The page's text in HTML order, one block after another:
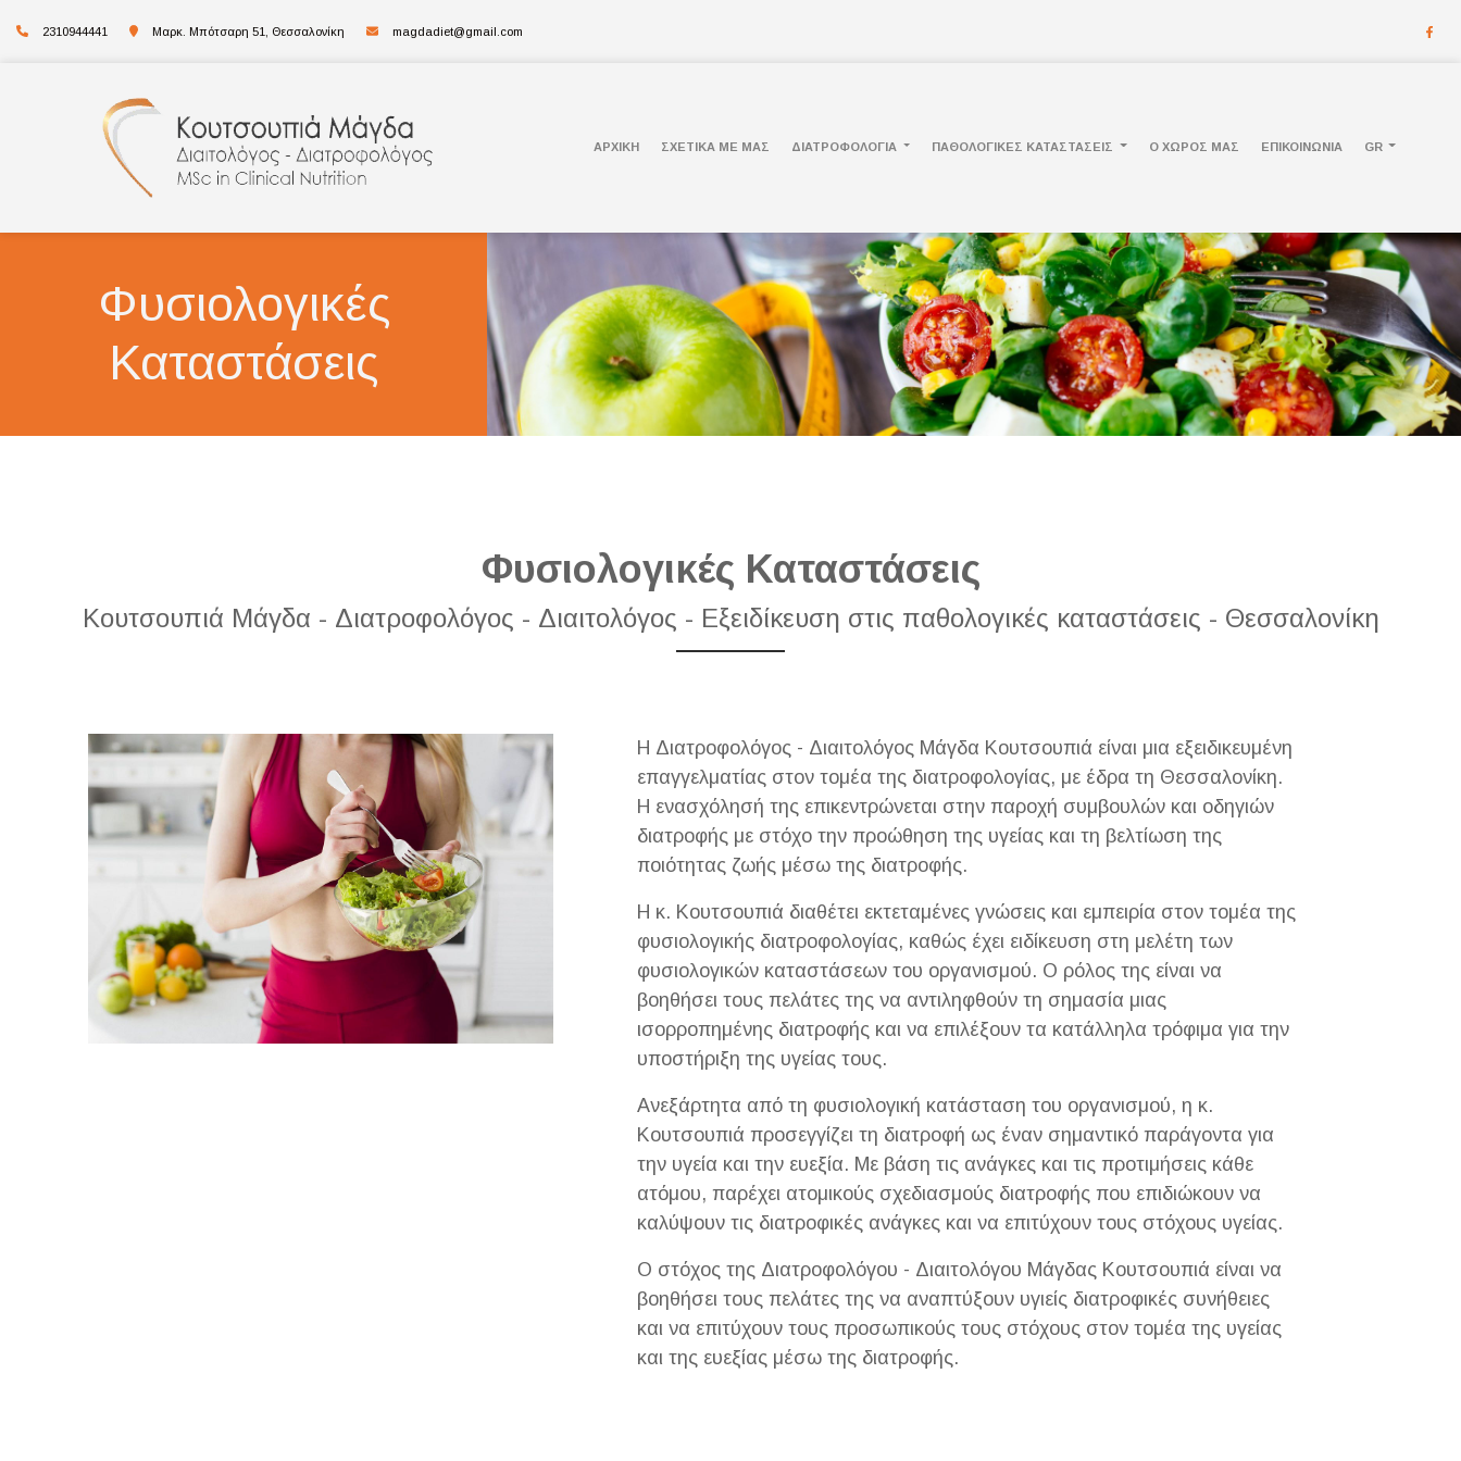
2310944441 Μαρκ. Μπότσαρη 51, Θεσσαλονίκη magdadiet@gmail.com
ΑΡΧΙΚΗ ΣΧΕΤΙΚΑ ΜΕ ΜΑΣ ΔΙΑΤΡΟΦΟΛΟΓΙΑ ΠΑΘΟΛΟΓΙΚΕΣ ΚΑΤΑΣΤΑΣΕΙΣ Ο ΧΩΡΟΣ ΜΑΣ ΕΠΙΚΟΙΝΩΝΙΑ GR
Φυσιολογικές
Καταστάσεις
Φυσιολογικές Καταστάσεις
Κουτσουπιά Μάγδα - Διατροφολόγος - Διαιτολόγος - Εξειδίκευση στις παθολογικές καταστάσεις - Θεσσαλονίκη
Η Διατροφολόγος - Διαιτολόγος Μάγδα Κουτσουπιά είναι μια εξειδικευμένη
επαγγελματίας στον τομέα της διατροφολογίας, με έδρα τη Θεσσαλονίκη.
Η ενασχόλησή της επικεντρώνεται στην παροχή συμβουλών και οδηγιών
διατροφής με στόχο την προώθηση της υγείας και τη βελτίωση της
ποιότητας ζωής μέσω της διατροφής.
Η κ. Κουτσουπιά διαθέτει εκτεταμένες γνώσεις και εμπειρία στον τομέα της
φυσιολογικής διατροφολογίας, καθώς έχει ειδίκευση στη μελέτη των
φυσιολογικών καταστάσεων του οργανισμού. Ο ρόλος της είναι να
βοηθήσει τους πελάτες της να αντιληφθούν τη σημασία μιας
ισορροπημένης διατροφής και να επιλέξουν τα κατάλληλα τρόφιμα για την
υποστήριξη της υγείας τους.
Ανεξάρτητα από τη φυσιολογική κατάσταση του οργανισμού, η κ.
Κουτσουπιά προσεγγίζει τη διατροφή ως έναν σημαντικό παράγοντα για
την υγεία και την ευεξία. Με βάση τις ανάγκες και τις προτιμήσεις κάθε
ατόμου, παρέχει ατομικούς σχεδιασμούς διατροφής που επιδιώκουν να
καλύψουν τις διατροφικές ανάγκες και να επιτύχουν τους στόχους υγείας.
Ο στόχος της Διατροφολόγου - Διαιτολόγου Μάγδας Κουτσουπιά είναι να
βοηθήσει τους πελάτες της να αναπτύξουν υγιείς διατροφικές συνήθειες
και να επιτύχουν τους προσωπικούς τους στόχους στον τομέα της υγείας
και της ευεξίας μέσω της διατροφής.